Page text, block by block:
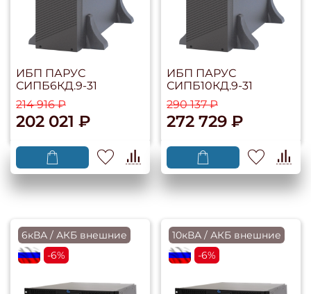
ИБП ПАРУС
СИПБ6КД.9-31
214 916 ₽
202 021 ₽
ИБП ПАРУС
СИПБ10КД.9-31
290 137 ₽
272 729 ₽
6кВА / АКБ внешние
flagRU-6%
10кВА / АКБ внешние
flagRU-6%